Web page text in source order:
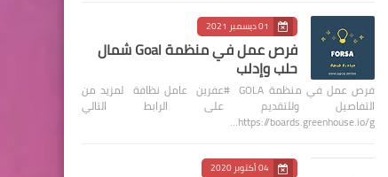
01 ديسمبر 2021
فرص عمل في منظمة Goal شمال
حلب وإدلب
فرص عمل في منظمة GOLA #عفرين عامل نظافة لمزيد من
التفاصيل وللتقديم على الرابط التالي
https://boards.greenhouse.io/g…
04 أكتوبر 2020